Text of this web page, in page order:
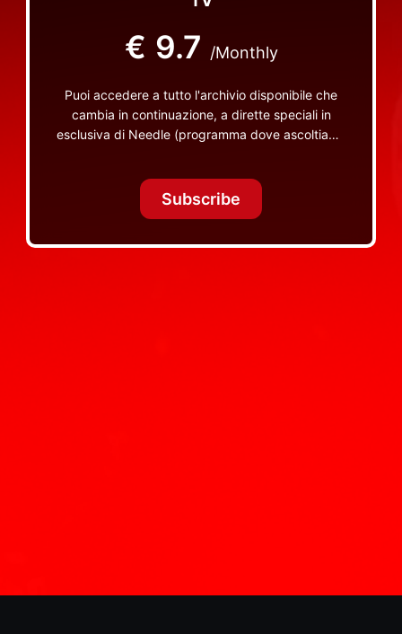
€ 9.7 /Monthly
Puoi accedere a tutto l'archivio disponibile che
cambia in continuazione, a dirette speciali in
esclusiva di Needle (programma dove ascoltiamo
TV non visibili da nessuna altra parte
Subscribe